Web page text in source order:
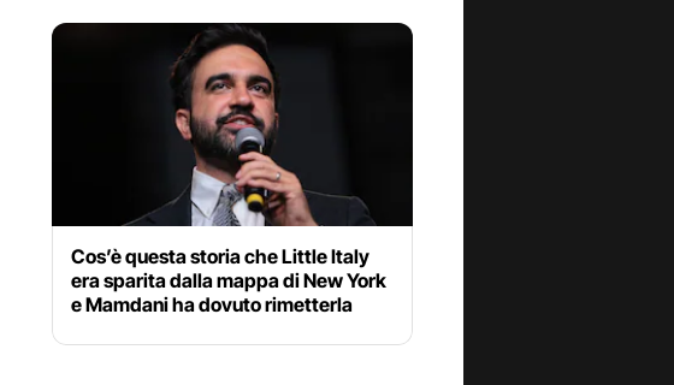
Cos’è questa storia che Little Italy
era sparita dalla mappa di New York
e Mamdani ha dovuto rimetterla